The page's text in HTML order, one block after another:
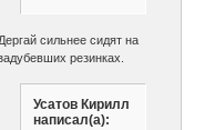
Дергай сильнее сидят на
резинках.
Усатов Кирилл
написал(а):